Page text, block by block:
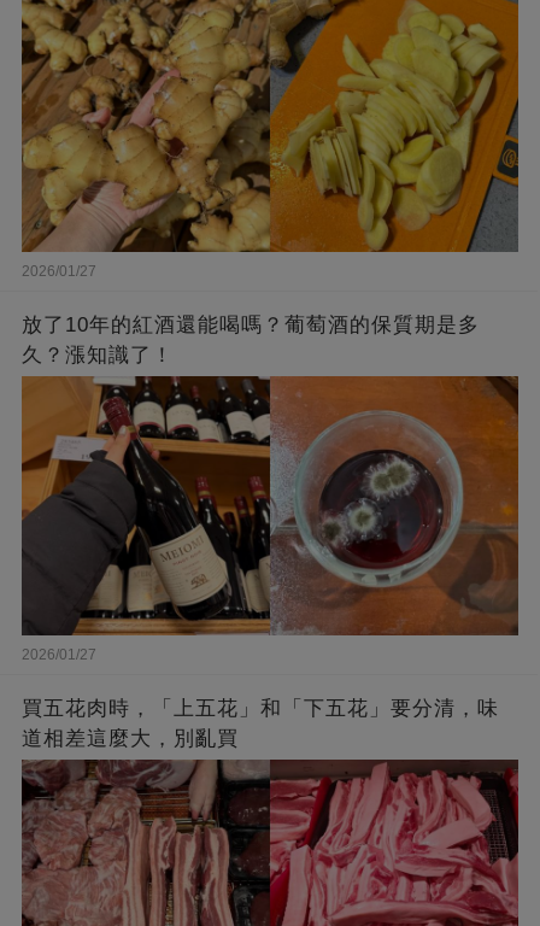
2026/01/27
放了10年的紅酒還能喝嗎？葡萄酒的保質期是多
久？漲知識了！
2026/01/27
買五花肉時，「上五花」和「下五花」要分清，味
道相差這麼大，別亂買